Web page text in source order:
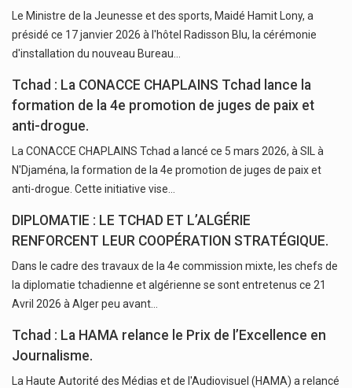
Le Ministre de la Jeunesse et des sports, Maidé Hamit Lony, a
présidé ce 17 janvier 2026 à l'hôtel Radisson Blu, la cérémonie
d'installation du nouveau Bureau…
Tchad : La CONACCE CHAPLAINS Tchad lance la
formation de la 4e promotion de juges de paix et
anti-drogue.
La CONACCE CHAPLAINS Tchad a lancé ce 5 mars 2026, à SIL à
N'Djaména, la formation de la 4e promotion de juges de paix et
anti-drogue. Cette initiative vise…
DIPLOMATIE : LE TCHAD ET L’ALGÉRIE
RENFORCENT LEUR COOPÉRATION STRATÉGIQUE.
Dans le cadre des travaux de la 4e commission mixte, les chefs de
la diplomatie tchadienne et algérienne se sont entretenus ce 21
Avril 2026 à Alger peu avant…
Tchad : La HAMA relance le Prix de l’Excellence en
Journalisme.
La Haute Autorité des Médias et de l'Audiovisuel (HAMA) a relancé